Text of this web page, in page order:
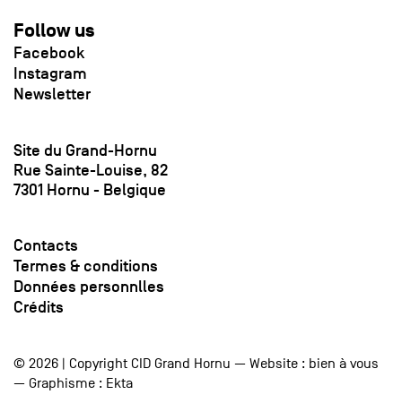
Follow us
Facebook
Instagram
Newsletter
Site du Grand-Hornu
Rue Sainte-Louise, 82
7301 Hornu - Belgique
Contacts
Termes & conditions
Données personnlles
Crédits
© 2026 | Copyright CID Grand Hornu — Website : bien à vous
— Graphisme : Ekta